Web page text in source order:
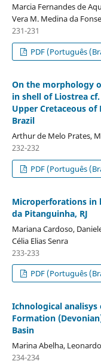
Marcia Fernandes de
Vera M. Medina da
231-231
PDF (Português
On the morphology
in shell of Liostrea
Upper Cretaceous of
Brazil
Arthur de Melo Prates,
232-232
PDF (Português
Microperforations in
da Pitanguinha, RJ
Mariana Cardoso,
Célia Elias Senra
233-233
PDF (Português
Ichnological
Formation
Basin
Marina Abelha,
234-234